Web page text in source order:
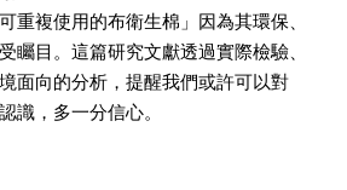
重複使用的布衛生棉」因為其環保、
矚目。這篇研究文獻透過實際檢驗、
面向的分析，提醒我們或許可以對
識，多一分信心。